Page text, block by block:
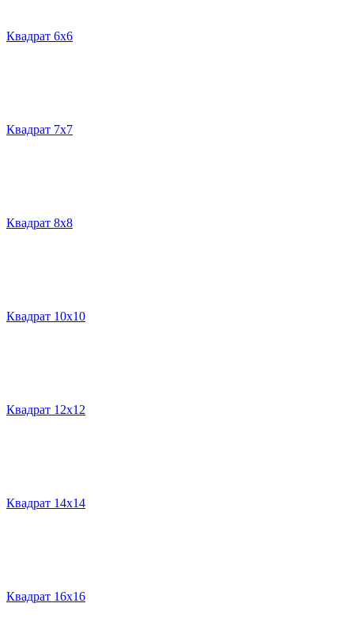
Квадрат 6х6
Квадрат 7х7
Квадрат 8х8
Квадрат 10х10
Квадрат 12х12
Квадрат 14х14
Квадрат 16х16